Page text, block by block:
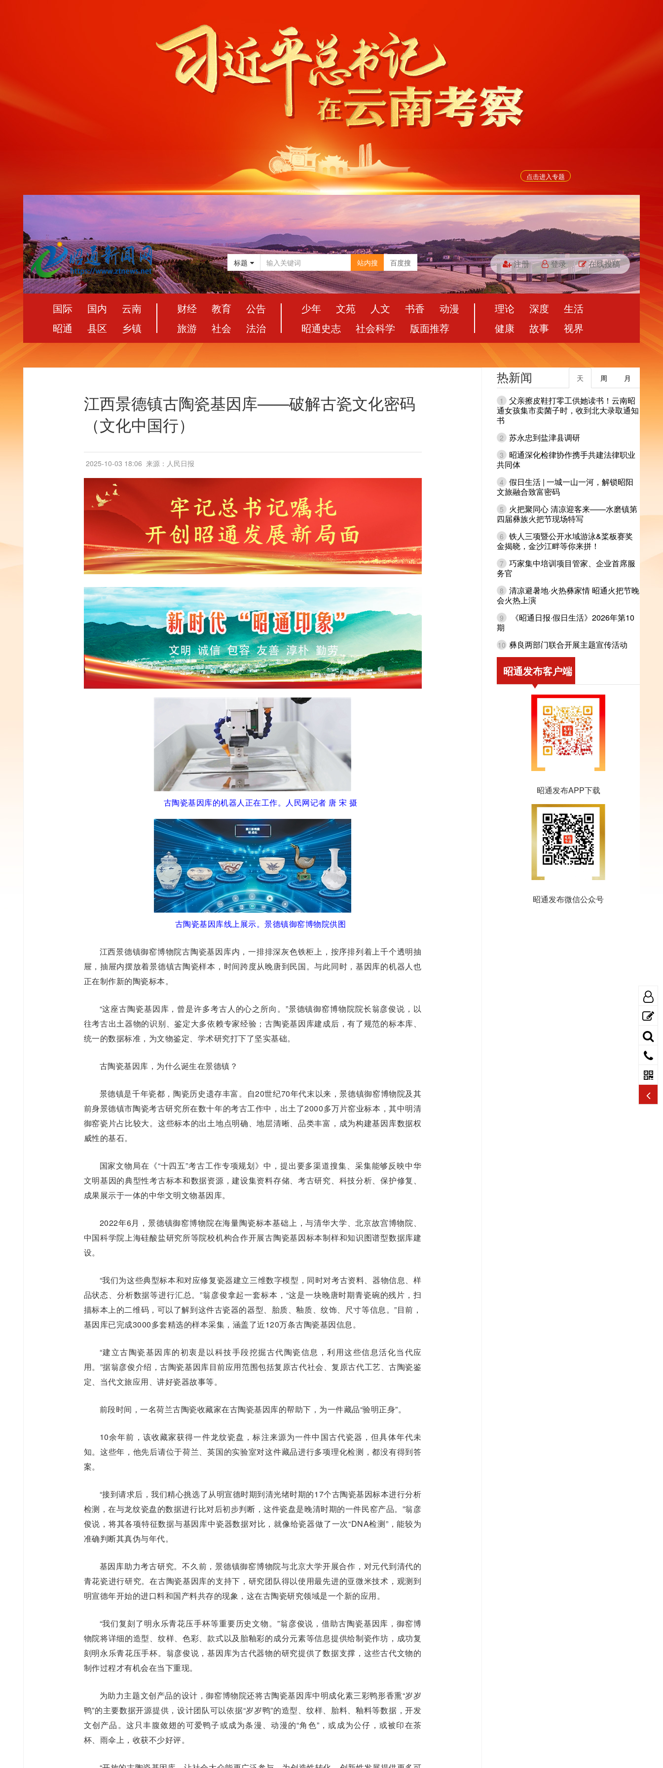
点击进入专题
标题 站内搜 百度搜 注册 登录 在线投稿
国际 国内
云南
昭通
县区 乡镇
财经 教育
公告
旅游
社会 法治
少年 文苑 人文 书香
动漫
昭通史志
社会科学 版面推荐
理论 深度
生活
健康
故事 视界
江西景德镇古陶瓷基因库——破解古瓷文化密码
（文化中国行）
2025-10-03 18:06 来源：人民日报
古陶瓷基因库的机器人正在工作。 人民网记者 唐 宋 摄
古陶瓷基因库线上展示。景德镇御窑博物院供图
江西景德镇御窑博物院古陶瓷基因库内，一排排深灰色铁柜上，按序排列着上千个透明抽
屉，抽屉内摆放着景德镇古陶瓷样本，时间跨度从晚唐到民国。与此同时，基因库的机器人也
正在制作新的陶瓷标本。
“这座古陶瓷基因库，曾是许多考古人的心之所向。”景德镇御窑博物院院长翁彦俊说，以
往考古出土器物的识别、鉴定大多依赖专家经验；古陶瓷基因库建成后，有了规范的标本库、
统一的数据标准，为文物鉴定、学术研究打下了坚实基础。
古陶瓷基因库，为什么诞生在景德镇？
景德镇是千年瓷都，陶瓷历史遗存丰富。自20世纪70年代末以来，景德镇御窑博物院及其
前身景德镇市陶瓷考古研究所在数十年的考古工作中，出土了2000多万片窑业标本，其中明清
御窑瓷片占比较大。这些标本的出土地点明确、地层清晰、品类丰富，成为构建基因库数据权
威性的基石。
国家文物局在《“十四五”考古工作专项规划》中，提出要多渠道搜集、采集能够反映中华
文明基因的典型性考古标本和数据资源，建设集资料存储、考古研究、科技分析、保护修复、
成果展示于一体的中华文明文物基因库。
2022年6月，景德镇御窑博物院在海量陶瓷标本基础上，与清华大学、北京故宫博物院、
中国科学院上海硅酸盐研究所等院校机构合作开展古陶瓷基因标本制样和知识图谱型数据库建
设。
“我们为这些典型标本和对应修复瓷器建立三维数字模型，同时对考古资料、器物信息、样
品状态、分析数据等进行汇总。”翁彦俊拿起一套标本，“这是一块晚唐时期青瓷碗的残片，扫
描标本上的二维码，可以了解到这件古瓷器的器型、胎质、釉质、纹饰、尺寸等信息。”目前，
基因库已完成3000多套精选的样本采集，涵盖了近120万条古陶瓷基因信息。
“建立古陶瓷基因库的初衷是以科技手段挖掘古代陶瓷信息，利用这些信息活化当代应
用。”据翁彦俊介绍，古陶瓷基因库目前应用范围包括复原古代社会、复原古代工艺、古陶瓷鉴
定、当代文旅应用、讲好瓷器故事等。
前段时间，一名荷兰古陶瓷收藏家在古陶瓷基因库的帮助下，为一件藏品“验明正身”。
10余年前，该收藏家获得一件龙纹瓷盘，标注来源为一件中国古代瓷器，但具体年代未
知。这些年，他先后请位于荷兰、英国的实验室对这件藏品进行多项理化检测，都没有得到答
案。
“接到请求后，我们精心挑选了从明宣德时期到清光绪时期的17个古陶瓷基因标本进行分析
检测，在与龙纹瓷盘的数据进行比对后初步判断，这件瓷盘是晚清时期的一件民窑产品。”翁彦
俊说，将其各项特征数据与基因库中瓷器数据对比，就像给瓷器做了一次“DNA检测”，能较为
准确判断其真伪与年代。
基因库助力考古研究。不久前，景德镇御窑博物院与北京大学开展合作，对元代到清代的
青花瓷进行研究。在古陶瓷基因库的支持下，研究团队得以使用最先进的亚微米技术，观测到
明宣德年开始的进口料和国产料共存的现象，这在古陶瓷研究领域是一个新的应用。
“我们复刻了明永乐青花压手杯等重要历史文物。”翁彦俊说，借助古陶瓷基因库，御窑博
物院将详细的造型、纹样、色彩、款式以及胎釉彩的成分元素等信息提供给制瓷作坊，成功复
刻明永乐青花压手杯。翁彦俊说，基因库为古代器物的研究提供了数据支撑，这些古代文物的
制作过程才有机会在当下重现。
为助力主题文创产品的设计，御窑博物院还将古陶瓷基因库中明成化素三彩鸭形香熏“岁岁
鸭”的主要数据开源提供，设计团队可以依据“岁岁鸭”的造型、纹样、胎料、釉料等数据，开发
文创产品。这只丰腹敛翅的可爱鸭子或成为条漫、动漫的“角色”，或成为公仔，或被印在茶
杯、雨伞上，收获不少好评。
热新闻 月
周
天
1
父亲擦皮鞋打零工供她读书！云南昭
通女孩集市卖菌子时，收到北大录取通知
书
2 苏永忠到盐津县调研
3
昭通深化检律协作携手共建法律职业
共同体
4 假日生活 | 一城一山一河，解锁昭阳
文旅融合致富密码
5
火把聚同心 清凉迎客来——水磨镇第
四届彝族火把节现场特写
6 铁人三项暨公开水域游泳&桨板赛奖
金揭晓，金沙江畔等你来拼！
7 巧家集中培训项目管家、企业首席服
务官
8 清凉避暑地·火热彝家情 昭通火把节晚
会火热上演
9
《昭通日报·假日生活》2026年第10
期
10 彝良两部门联合开展主题宣传活动
昭通发布客户端
昭通发布APP下载
昭通发布微信公众号